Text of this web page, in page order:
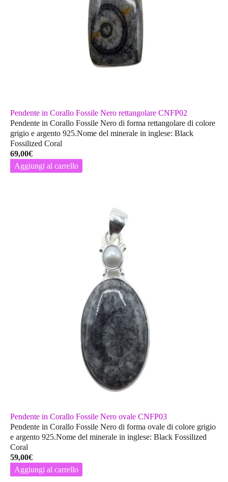
Pendente in Corallo Fossile Nero rettangolare CNFP02
Pendente in Corallo Fossile Nero di forma rettangolare di colore
grigio e argento 925.Nome del minerale in inglese: Black
Fossilized Coral
69,00€
Aggiungi al carrello
Pendente in Corallo Fossile Nero ovale CNFP03
Pendente in Corallo Fossile Nero di forma ovale di colore grigio
e argento 925.Nome del minerale in inglese: Black Fossilized
Coral
59,00€
Aggiungi al carrello